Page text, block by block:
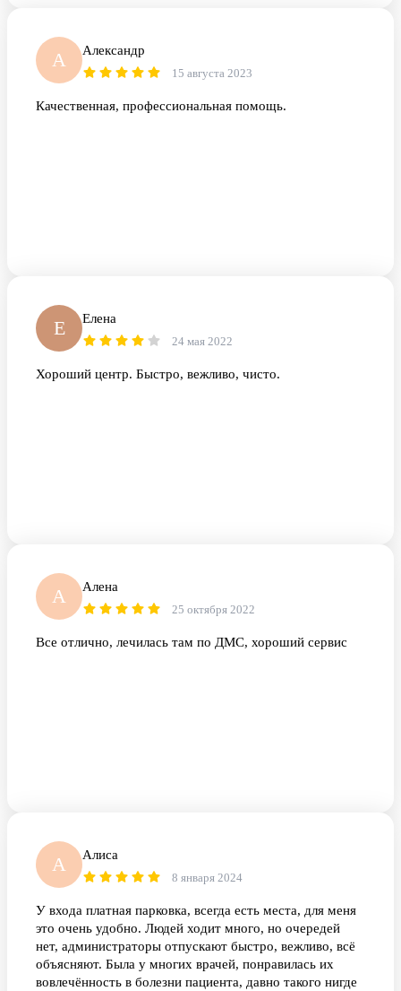
А Александр
15 августа 2023
Качественная, профессиональная помощь.
Е Елена
24 мая 2022
Хороший центр. Быстро, вежливо, чисто.
А Алена
25 октября 2022
Все отлично, лечилась там по ДМС, хороший сервис
А Алиса
8 января 2024
У входа платная парковка, всегда есть места, для меня
это очень удобно. Людей ходит много, но очередей
нет, администраторы отпускают быстро, вежливо, всё
объясняют. Была у многих врачей, понравилась их
вовлечённость в болезни пациента, давно такого нигде